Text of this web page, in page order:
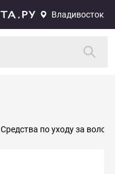
Владивосток
Средства по уходу за